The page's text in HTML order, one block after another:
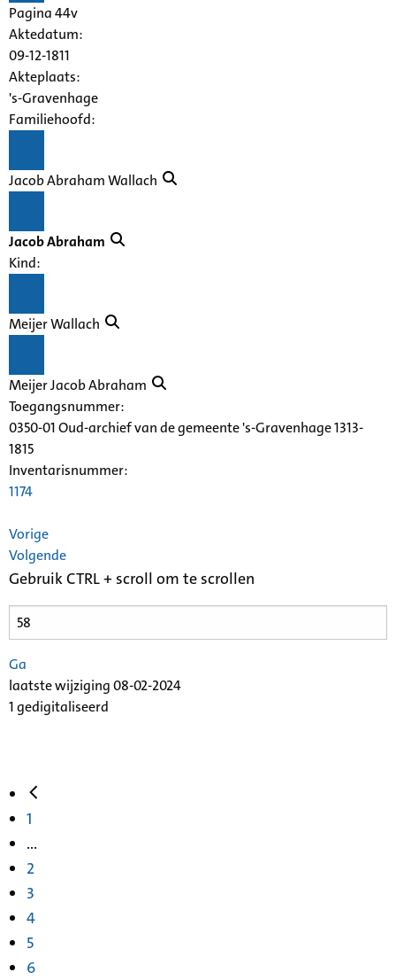
Pagina 44v
Aktedatum:
09-12-1811
Akteplaats:
's-Gravenhage
Familiehoofd:
Jacob Abraham Wallach
Jacob Abraham
Kind:
Meijer Wallach
Meijer Jacob Abraham
Toegangsnummer:
0350-01 Oud-archief van de gemeente 's-Gravenhage 1313-
1815
Inventarisnummer:
1174
Vorige
Volgende
Gebruik CTRL + scroll om te scrollen
Ga
laatste wijziging 08-02-2024
1 gedigitaliseerd
1
...
2
3
4
5
6